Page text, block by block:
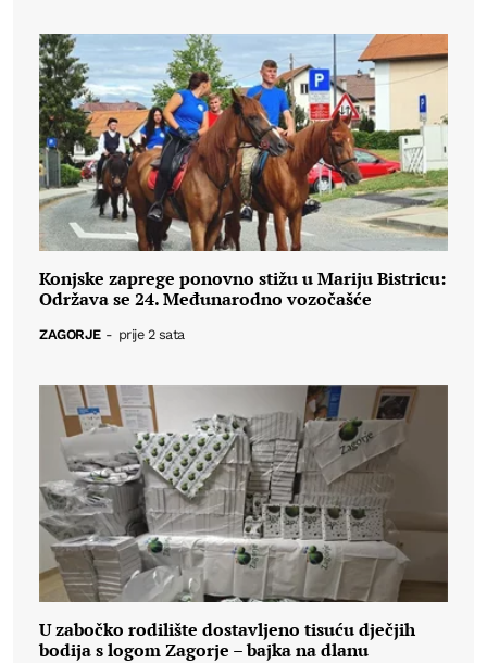
Konjske zaprege ponovno stižu u Mariju Bistricu:
Održava se 24. Međunarodno vozočašće
ZAGORJE - prije 2 sata
U zabočko rodilište dostavljeno tisuću dječjih
bodija s logom Zagorje – bajka na dlanu